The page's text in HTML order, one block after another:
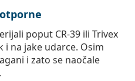
poput CR-39 ili Trivex
i na jake udarce. Osim
i zato se naočale